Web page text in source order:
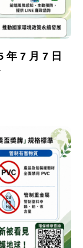
年 7 月 7 日